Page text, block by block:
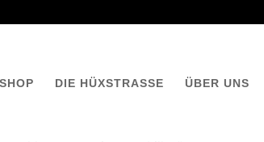
SHOP DIE HÜXSTRASSE ÜBER UNS